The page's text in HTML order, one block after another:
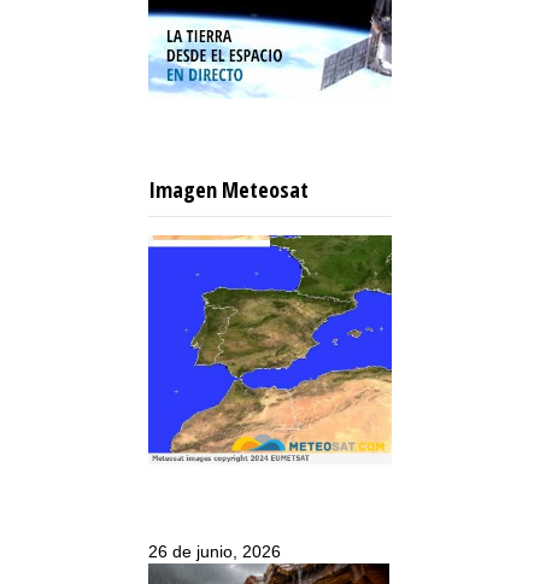
Imagen Meteosat
26 de junio, 2026